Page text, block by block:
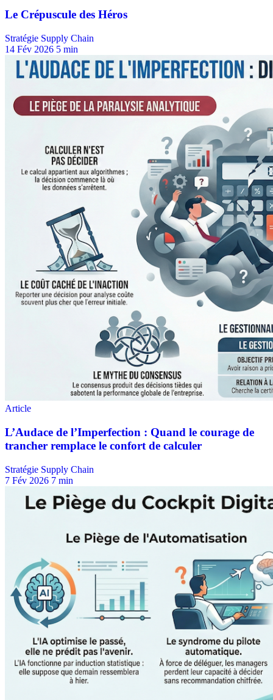
Stratégie Supply Chain
14 Fév 2026 5 min
Stratégie Supply Chain
7 Fév 2026 7 min